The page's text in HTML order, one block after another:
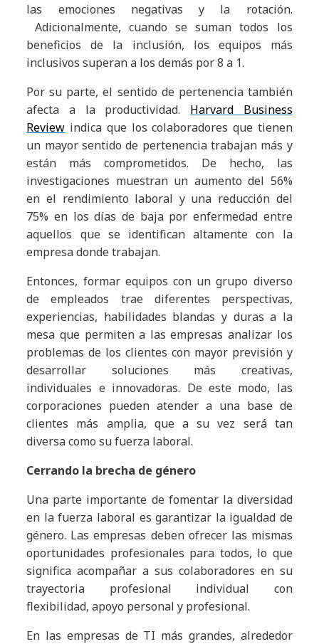
las emociones negativas y la rotación.
Adicionalmente, cuando se suman todos los
beneficios de la inclusión, los equipos más
inclusivos superan a los demás por 8 a 1.
Por su parte, el sentido de pertenencia también
afecta a la productividad. Harvard Business
Review indica que los colaboradores que tienen
un mayor sentido de pertenencia trabajan más y
están más comprometidos. De hecho, las
investigaciones muestran un aumento del 56%
en el rendimiento laboral y una reducción del
75% en los días de baja por enfermedad entre
aquellos que se identifican altamente con la
empresa donde trabajan.
Entonces, formar equipos con un grupo diverso
de empleados trae diferentes perspectivas,
experiencias, habilidades blandas y duras a la
mesa que permiten a las empresas analizar los
problemas de los clientes con mayor previsión y
desarrollar soluciones más creativas,
individuales e innovadoras. De este modo, las
corporaciones pueden atender a una base de
clientes más amplia, que a su vez será tan
diversa como su fuerza laboral.
Cerrando la brecha de género
Una parte importante de fomentar la diversidad
en la fuerza laboral es garantizar la igualdad de
género. Las empresas deben ofrecer las mismas
oportunidades profesionales para todos, lo que
significa acompañar a sus colaboradores en su
trayectoria profesional individual con
flexibilidad, apoyo personal y profesional.
En las empresas de TI más grandes, alrededor